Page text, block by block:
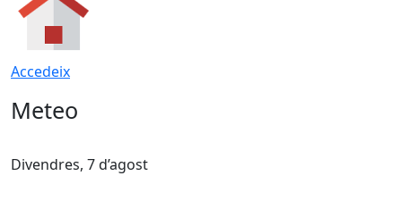
Accedeix
Meteo
Divendres, 7 d’agost